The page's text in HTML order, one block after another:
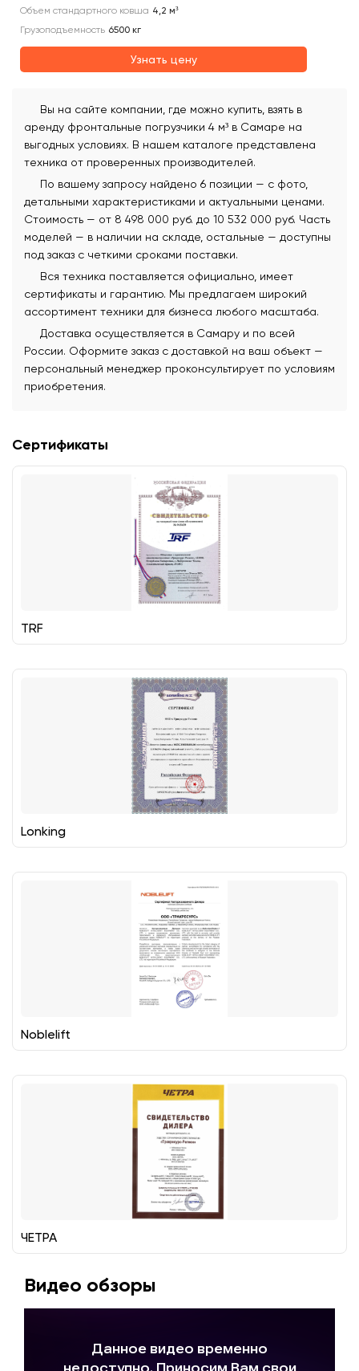
Объем стандартного ковша 4,2 м³
Грузоподъемность 6500 кг
Узнать цену
Вы на сайте компании, где можно купить, взять в
аренду фронтальные погрузчики 4 м³ в Самаре на
выгодных условиях. В нашем каталоге представлена
техника от проверенных производителей.
По вашему запросу найдено 6 позиции — с фото,
детальными характеристиками и актуальными ценами.
Стоимость — от 8 498 000 руб. до 10 532 000 руб. Часть
моделей — в наличии на складе, остальные — доступны
под заказ с четкими сроками поставки.
Вся техника поставляется официально, имеет
сертификаты и гарантию. Мы предлагаем широкий
ассортимент техники для бизнеса любого масштаба.
Доставка осуществляется в Самару и по всей
России. Оформите заказ с доставкой на ваш объект —
персональный менеджер проконсультирует по условиям
приобретения.
Сертификаты
TRF
Lonking
Noblelift
ЧЕТРА
Видео обзоры